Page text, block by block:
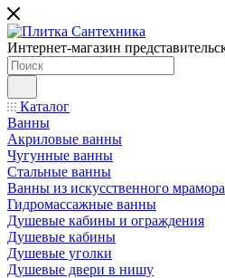
Интернет-магазин
Каталог
Ванны
Акриловые ванны
Чугунные ванны
Стальные ванны
Ванны из искусственного мрамора
Гидромассажные ванны
Душевые кабины и ограждения
Душевые кабины
Душевые уголки
Душевые двери в нишу